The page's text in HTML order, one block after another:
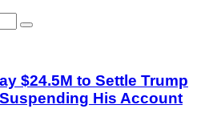
$24.5M to Settle Trump
His Account